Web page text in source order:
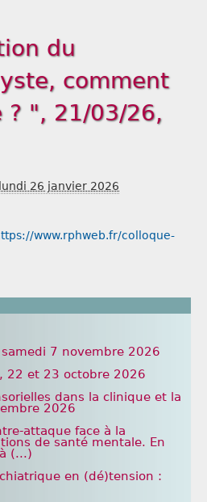
du
comment
? ", 21/03/26,
lundi 26 janvier 2026
www.rphweb.fr/colloque-
7 novembre 2026
22 et 23 octobre 2026
dans la clinique et la
2026
attaque face à la
de santé mentale. En
(...)
en (dé)tension :